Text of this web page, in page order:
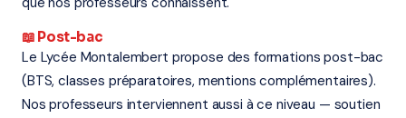
📖 Post-bac
Le Lycée Montalembert propose des formations post-bac
(BTS, classes préparatoires, mentions complémentaires).
Nos professeurs interviennent aussi à ce niveau — soutien